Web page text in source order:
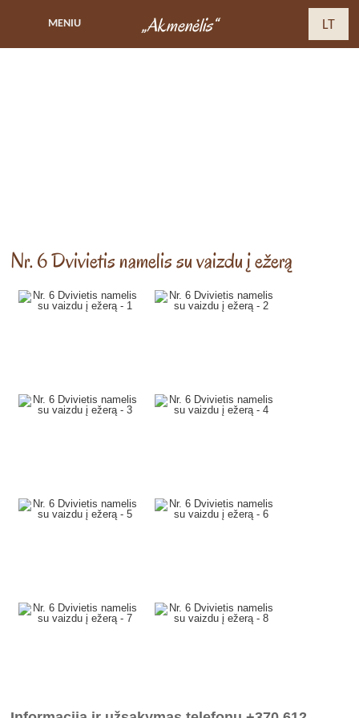
LT
„Akmenėlis“
MENIU
Nr. 6 Dvivietis namelis su vaizdu į ežerą